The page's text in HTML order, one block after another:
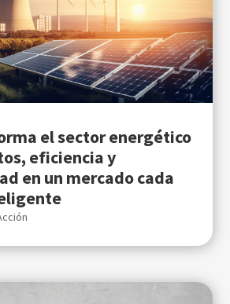
el sector energético
eficiencia y
en un mercado cada